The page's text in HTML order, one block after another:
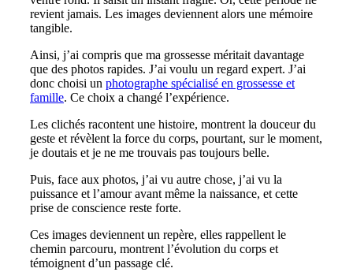
revient jamais. Les images deviennent alors une mémoire
tangible.
Ainsi, j’ai compris que ma grossesse méritait davantage
que des photos rapides. J’ai voulu un regard expert. J’ai
donc choisi un photographe spécialisé en grossesse et
famille. Ce choix a changé l’expérience.
Les clichés racontent une histoire, montrent la douceur du
geste et révèlent la force du corps, pourtant, sur le moment,
je doutais et je ne me trouvais pas toujours belle.
Puis, face aux photos, j’ai vu autre chose, j’ai vu la
puissance et l’amour avant même la naissance, et cette
prise de conscience reste forte.
Ces images deviennent un repère, elles rappellent le
chemin parcouru, montrent l’évolution du corps et
témoignent d’un passage clé.